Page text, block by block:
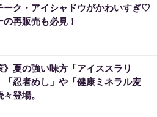
ーク・アイシャドウがかわいすぎ♡
の再販売も必見！
》夏の強い味方「アイススラリ
「忍者めし」や「健康ミネラル麦
登場。